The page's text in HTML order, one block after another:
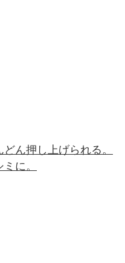
ん押し上げられる。
に。